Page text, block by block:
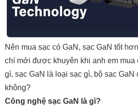
Nên mua sạc có GaN, sạc GaN tốt
chí mới được khuyên khi anh em mua
gì, sạc GaN là loại sạc gì, bộ sạc GaN
không?
Công nghệ sạc GaN là gì?